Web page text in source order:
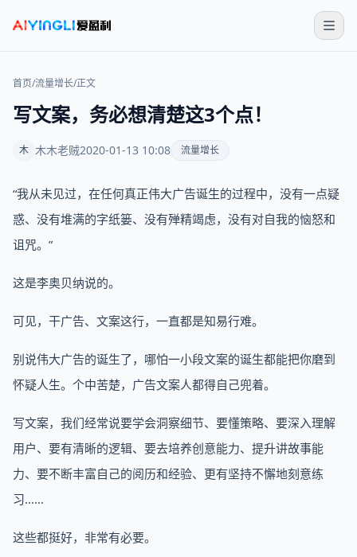
首页/流量增长/正文
写文案，务必想清楚这3个点！
木 木木老贼2020-01-13 10:08 流量增长
“我从未见过，在任何真正伟大广告诞生的过程中，没有一点疑
惑、没有堆满的字纸篓、没有殚精竭虑，没有对自我的恼怒和
诅咒。”
这是李奥贝纳说的。
可见，干广告、文案这行，一直都是知易行难。
别说伟大广告的诞生了，哪怕一小段文案的诞生都能把你磨到
怀疑人生。个中苦楚，广告文案人都得自己兜着。
写文案，我们经常说要学会洞察细节、要懂策略、要深入理解
用户、要有清晰的逻辑、要去培养创意能力、提升讲故事能
力、要不断丰富自己的阅历和经验、更有坚持不懈地刻意练
习……
这些都挺好，非常有必要。